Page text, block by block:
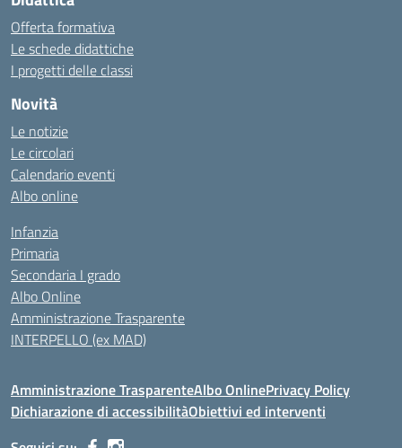
Offerta formativa
Le schede didattiche
I progetti delle classi
Novità
Le notizie
Le circolari
Calendario eventi
Albo online
Infanzia
Primaria
Secondaria I grado
Albo Online
Amministrazione Trasparente
INTERPELLO (ex MAD)
Amministrazione TrasparenteAlbo OnlinePrivacy Policy
Dichiarazione di accessibilitàObiettivi ed interventi